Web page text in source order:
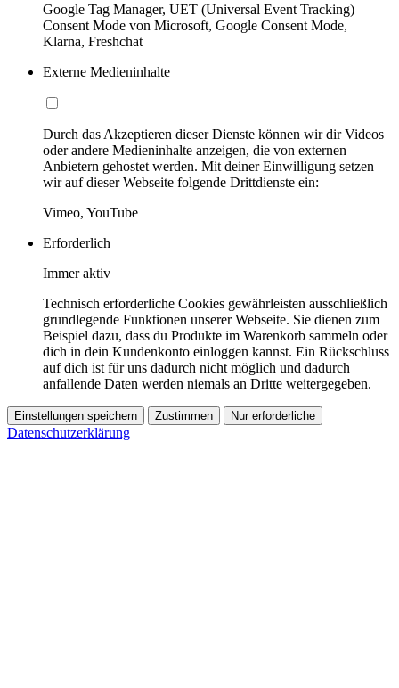
Google Tag Manager, UET (Universal Event Tracking)
Consent Mode von Microsoft, Google Consent Mode,
Klarna, Freshchat
Externe Medieninhalte
Durch das Akzeptieren dieser Dienste können wir dir Videos
oder andere Medieninhalte anzeigen, die von externen
Anbietern gehostet werden. Mit deiner Einwilligung setzen
wir auf dieser Webseite folgende Drittdienste ein:
Vimeo, YouTube
Erforderlich
Immer aktiv
Technisch erforderliche Cookies gewährleisten ausschließlich
grundlegende Funktionen unserer Webseite. Sie dienen zum
Beispiel dazu, dass du Produkte im Warenkorb sammeln oder
dich in dein Kundenkonto einloggen kannst. Ein Rückschluss
auf dich ist für uns dadurch nicht möglich und dadurch
anfallende Daten werden niemals an Dritte weitergegeben.
Einstellungen speichern Zustimmen Nur erforderliche
Datenschutzerklärung